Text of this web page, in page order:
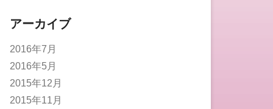
アーカイブ
2016年7月
2016年5月
2015年12月
2015年11月